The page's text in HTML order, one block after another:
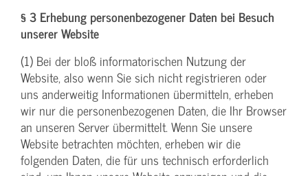
§ 3 Erhebung personenbezogener Daten bei Besuch
unserer Website
(1) Bei der bloß informatorischen Nutzung der
Website, also wenn Sie sich nicht registrieren oder
uns anderweitig Informationen übermitteln, erheben
wir nur die personenbezogenen Daten, die Ihr Browser
an unseren Server übermittelt. Wenn Sie unsere
Website betrachten möchten, erheben wir die
folgenden Daten, die für uns technisch erforderlich